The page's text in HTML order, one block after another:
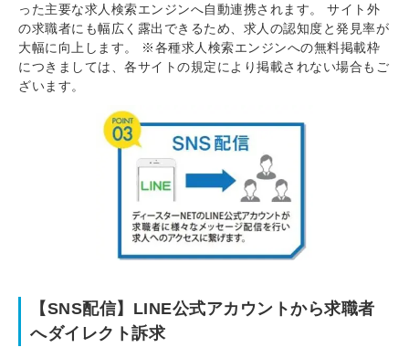
った主要な求人検索エンジンへ自動連携されます。 サイト外
の求職者にも幅広く露出できるため、求人の認知度と発見率が
大幅に向上します。 ※各種求人検索エンジンへの無料掲載枠
につきましては、各サイトの規定により掲載されない場合もご
ざいます。
【SNS配信】LINE公式アカウントから求職者
へダイレクト訴求